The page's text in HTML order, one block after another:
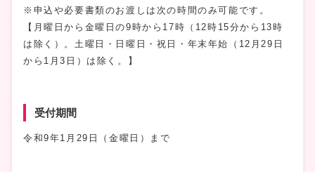
※申込や必要書類のお渡しは次の時間のみ可能です。
【月曜日から金曜日の9時から17時（12時15分から13時
は除く）。土曜日・日曜日・祝日・年末年始（12月29日
から1月3日）は除く。】
受付期間
令和9年1月29日（金曜日）まで